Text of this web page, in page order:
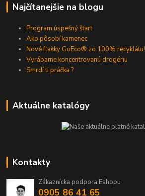
Najčítanejšie na blogu
Program úspešný štart
Ako pôsobí kamenec
Nové fľašky GoEco® zo 100% recyklátu!
Vyrábame koncentrovanú drogériu
Smrdí ti práčka ?
Aktuálne katalógy
Kontakty
Zákaznícka podpora Eshopu
0905 86 41 65